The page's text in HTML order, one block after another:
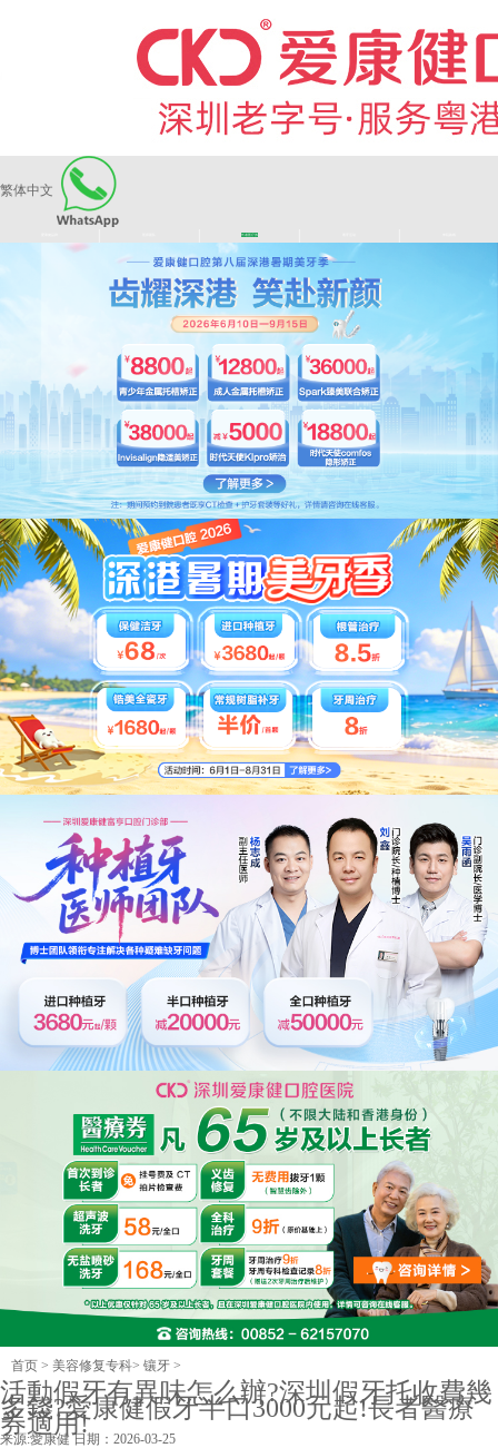
繁体中文
长者医疗券
首页 > 美容修复专科> 镶牙 >
活動假牙有異味怎么辦?深圳假牙托收費幾
多錢?愛康健假牙半口3000元起!長者醫療
券適用!
来源:愛康健日期：2026-03-25